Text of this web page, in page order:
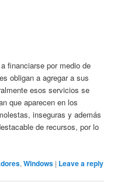
financiarse por medio de
obligan a agregar a sus
esos servicios se
que aparecen en los
inseguras y además
de recursos, por lo
,Windows | Leave a reply